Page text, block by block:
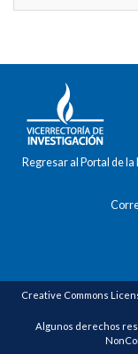
Regresar al Portal de
Creative Commons
Algunos derechos